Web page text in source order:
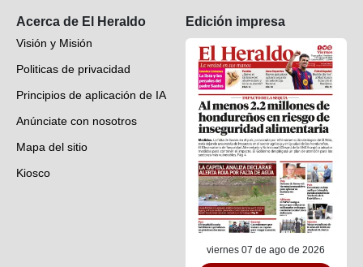
Acerca de El Heraldo
Visión y Misión
Politicas de privacidad
Principios de aplicación de IA
Anúnciate con nosotros
Mapa del sitio
Kiosco
Edición impresa
viernes 07 de ago de 2026